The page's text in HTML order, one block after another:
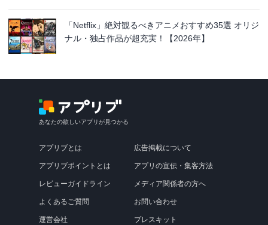
「Netflix」絶対観るべきアニメおすすめ35選 オリジ
ナル・独占作品が超充実！【2026年】
あなたの欲しいアプリが見つかる
アプリブとは
アプリブポイントとは
レビューガイドライン
よくあるご質問
運営会社
広告掲載について
アプリの宣伝・集客方法
メディア関係者の方へ
お問い合わせ
プレスキット